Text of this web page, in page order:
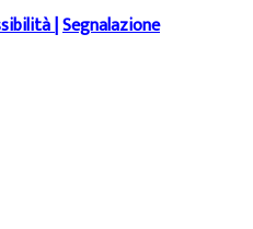
|Segnalazione